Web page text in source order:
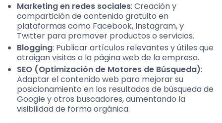
Marketing en redes sociales: Creación y
compartición de contenido gratuito en
plataformas como Facebook, Instagram, y
Twitter para promover productos o servicios.
Blogging: Publicar artículos relevantes y útiles que
atraigan visitas a la página web de la empresa.
SEO (Optimización de Motores de Búsqueda):
Adaptar el contenido web para mejorar su
posicionamiento en los resultados de búsqueda de
Google y otros buscadores, aumentando la
visibilidad de forma orgánica.